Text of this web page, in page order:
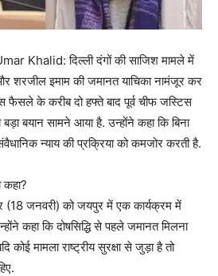
Khalid: दिल्ली दंगों की साजिश मामले में
शरजील इमाम की जमानत याचिका नामंजूर कर
फैसले के करीब दो हफ्ते बाद पूर्व चीफ जस्टिस
बयान सामने आया है. उन्होंने कहा कि बिना
न्याय की प्रक्रिया को कमजोर करती है.
कहा?
(18 जनवरी) को जयपुर में एक कार्यक्रम में
कहा कि दोषसिद्धि से पहले जमानत मिलना
कोई मामला राष्ट्रीय सुरक्षा से जुड़ा है तो